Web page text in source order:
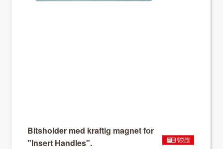
Bitsholder med kraftig magnet for
"Insert Handles".